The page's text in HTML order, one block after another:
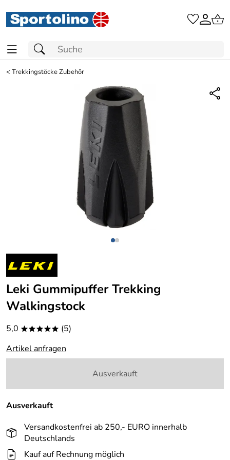
<Trekkingstöcke Zubehör
Leki Gummipuffer Trekking
Walkingstock
5,0 ***** (5)
Artikel anfragen
Ausverkauft
Ausverkauft
Versandkostenfrei ab 250,- EURO innerhalb
Deutschlands
Kauf auf Rechnung möglich